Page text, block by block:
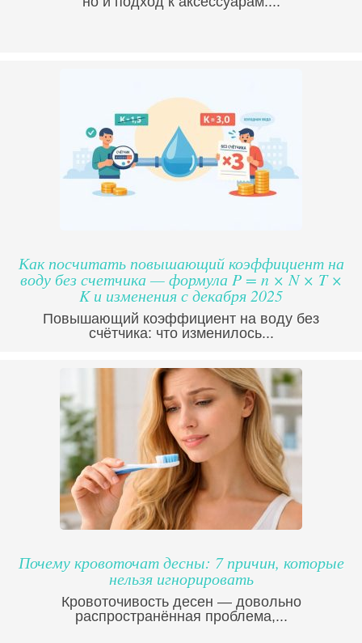
Как посчитать повышающий коэффициент на
воду без счетчика — формула P = n × N × T ×
K и изменения с декабря 2025
Повышающий коэффициент на воду без
счётчика: что изменилось...
Почему кровоточат десны: 7 причин, которые
нельзя игнорировать
Кровоточивость десен — довольно
распространённая проблема,...